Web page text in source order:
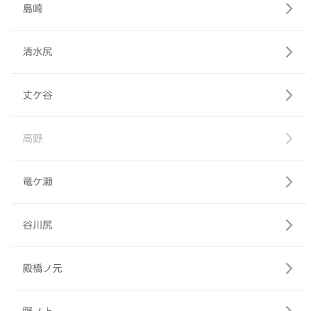
島崎
清水尻
丈ケ谷
高野
竜ケ瀬
谷川尻
殿橋ノ元